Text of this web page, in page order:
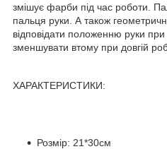
змішує фарби під час роботи.
пальця руки. А також
відповідати положенню руки
зменшувати втому при довгій
ХАРАКТЕРИСТИКИ:
Розмір: 21*30см